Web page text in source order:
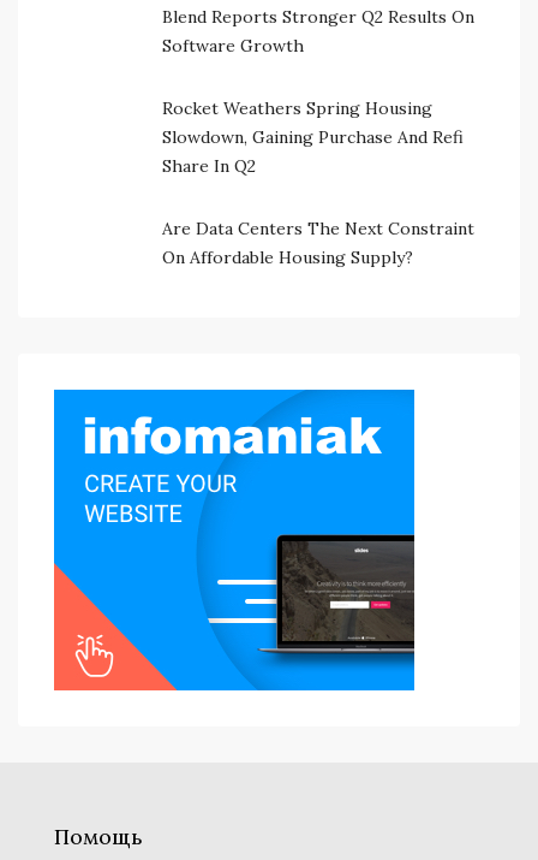
Blend Reports Stronger Q2 Results On
Software Growth
Rocket Weathers Spring Housing
Slowdown, Gaining Purchase And Refi
Share In Q2
Are Data Centers The Next Constraint
On Affordable Housing Supply?
Помощь